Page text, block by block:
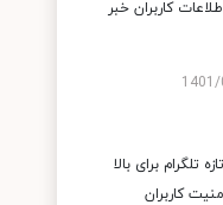
کاربران خبر
تلگرام برای بالا
کاربران